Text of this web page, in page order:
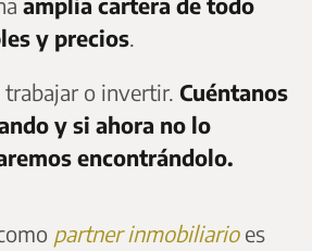
y precios.
o invertir. Cuéntanos
y si ahora no lo
encontrándolo.
partner inmobiliarioes